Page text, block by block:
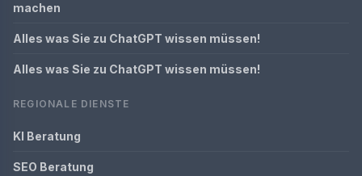
machen
Alles was Sie zu ChatGPT wissen müssen!
Alles was Sie zu ChatGPT wissen müssen!
REGIONALE DIENSTE
KI Beratung
SEO Beratung